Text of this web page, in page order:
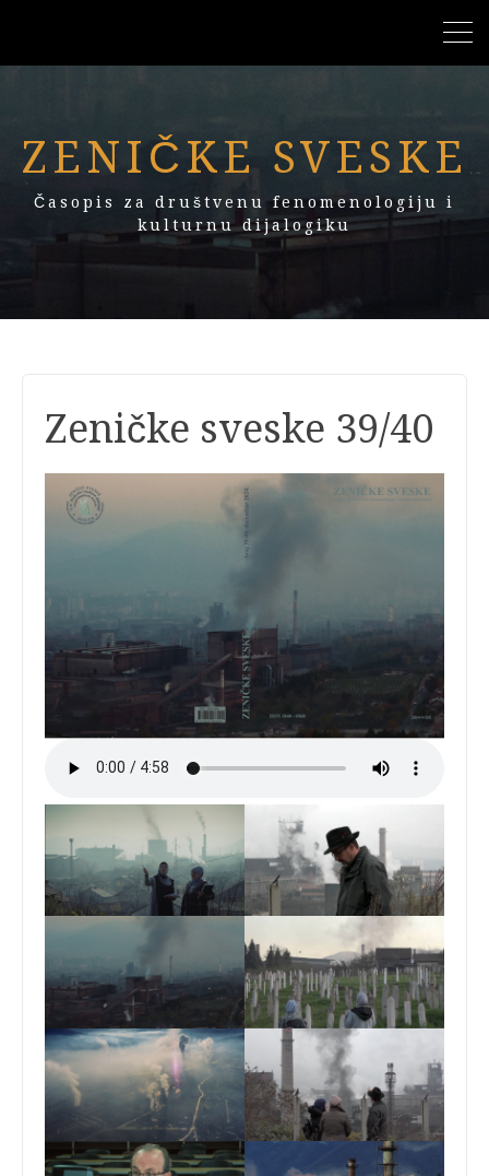
ZENIČKE SVESKE
Časopis za društvenu fenomenologiju i
kulturnu dijalogiku
Zeničke sveske 39/40